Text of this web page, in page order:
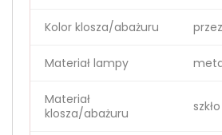
Kolor klosza/abażuru
Materiał lampy
Materiał
klosza/abażuru
szkło